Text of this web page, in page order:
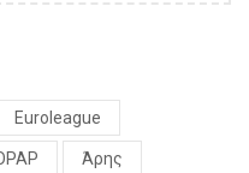
Euroleague
Άρης